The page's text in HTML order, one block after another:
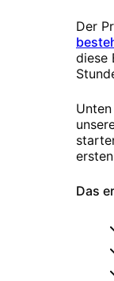
Der
diese
Das